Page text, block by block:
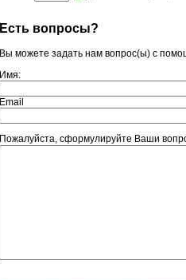
Есть вопросы?
Вы можете задать нам вопрос(ы) с
Имя:
Email
Пожалуйста, сформулируйте Ваши